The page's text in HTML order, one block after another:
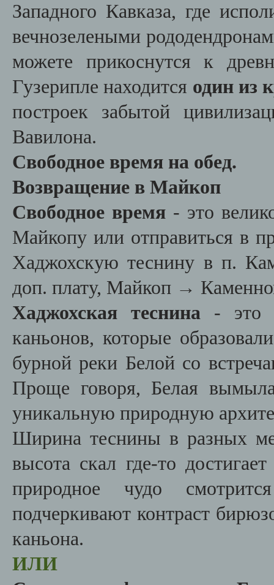
Западного Кавказа, где
вечнозелеными
можете прикоснутся к
Гузерипле находится один из
построек забытой
Вавилона.
Свободное время на обед.
Возвращение в Майкоп
Свободное время - это
Майкопу или отправиться в
Хаджохскую теснину в п.
доп. плату, Майкоп →
Хаджохская теснина- это
каньонов, которые
бурной реки Белой со
Проще говоря, Белая
уникальную природную
Ширина теснины в разных
высота скал где-то
природное чудо
подчеркивают контраст
каньона.
ИЛИ